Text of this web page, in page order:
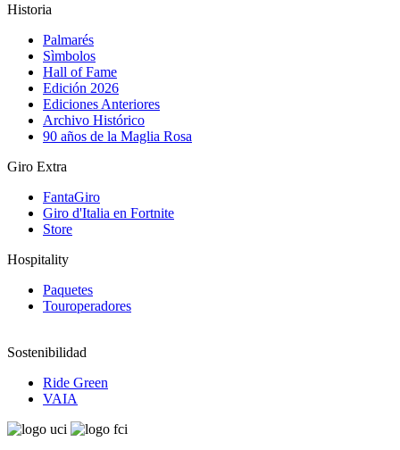
Historia
Palmarés
Sìmbolos
Hall of Fame
Edición 2026
Ediciones Anteriores
Archivo Histórico
90 años de la Maglia Rosa
Giro Extra
FantaGiro
Giro d'Italia en Fortnite
Store
Hospitality
Paquetes
Touroperadores
Sostenibilidad
Ride Green
VAIA